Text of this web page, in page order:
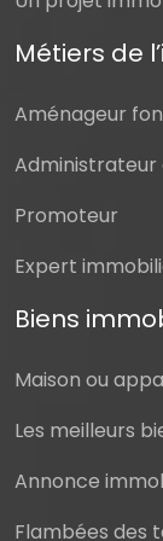
Métiers de
Aménageur
Administrateur
Promoteur
Expert
Biens
Maison ou
Les meilleurs
Annonce
Flambées des